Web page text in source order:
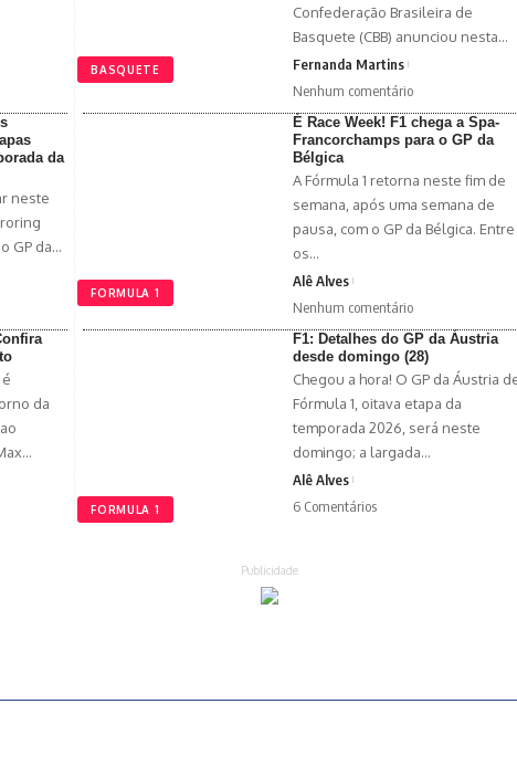
BASQUETE
Confederação Brasileira de
Basquete (CBB) anunciou nesta…
Fernanda Martins
Nenhum comentário
da
neste
GP da…
FORMULA 1
É Race Week! F1 chega a Spa-
Francorchamps para o GP da
Bélgica
A Fórmula 1 retorna neste fim de
semana, após uma semana de
pausa, com o GP da Bélgica. Entre
os…
Alê Alves
Nenhum comentário
da
FORMULA 1
F1: Detalhes do GP da Áustria
desde domingo (28)
Chegou a hora! O GP da Áustria
Fórmula 1, oitava etapa da
temporada 2026, será neste
domingo; a largada…
Alê Alves
6 Comentários
Publicidade